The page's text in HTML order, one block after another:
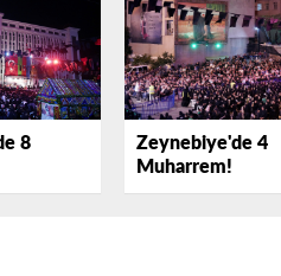
8
Zeynebiye'de 4
Muharrem!